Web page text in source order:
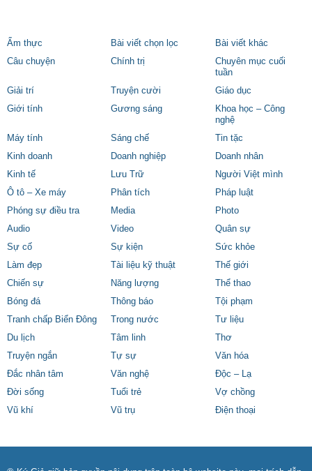
Ẩm thực Bài viết chọn lọc
Bài viết khác
Câu chuyện
Chính trị
Chuyên mục cuối
tuần
Giải trí
Truyện cười
Giáo dục
Giới tính
Gương sáng
Khoa học – Công
nghệ
Máy tính
Sáng chế
Tin tặc
Kinh doanh
Doanh nghiệp
Doanh nhân
Kinh tế
Lưu Trữ
Người Việt mình
Ô tô – Xe máy
Phân tích
Pháp luật
Phóng sự điều tra
Media
Photo
Audio
Video
Quân sự
Sự cố
Sự kiện
Sức khỏe
Làm đẹp
Tài liệu kỹ thuật
Thế giới
Chiến sự
Năng lượng
Thể thao
Bóng đá
Thông báo
Tội phạm
Tranh chấp Biển Đông
Trong nước
Tư liệu
Du lịch
Tâm linh
Thơ
Truyện ngắn
Tự sự
Văn hóa
Đắc nhân tâm
Văn nghệ
Độc – Lạ
Đời sống
Tuổi trẻ
Vợ chồng
Vũ khí
Vũ trụ Điện thoại